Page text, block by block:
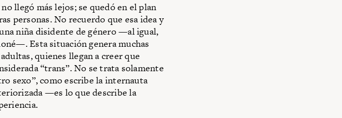
llegó más lejos; se quedó en el plan
personas. No recuerdo que esa idea y
niña disidente de género —al igual,
Esta situación genera muchas
quienes llegan a creer que
“trans”. No se trata solamente
sexo”, como escribe la internauta
—es lo que describe la